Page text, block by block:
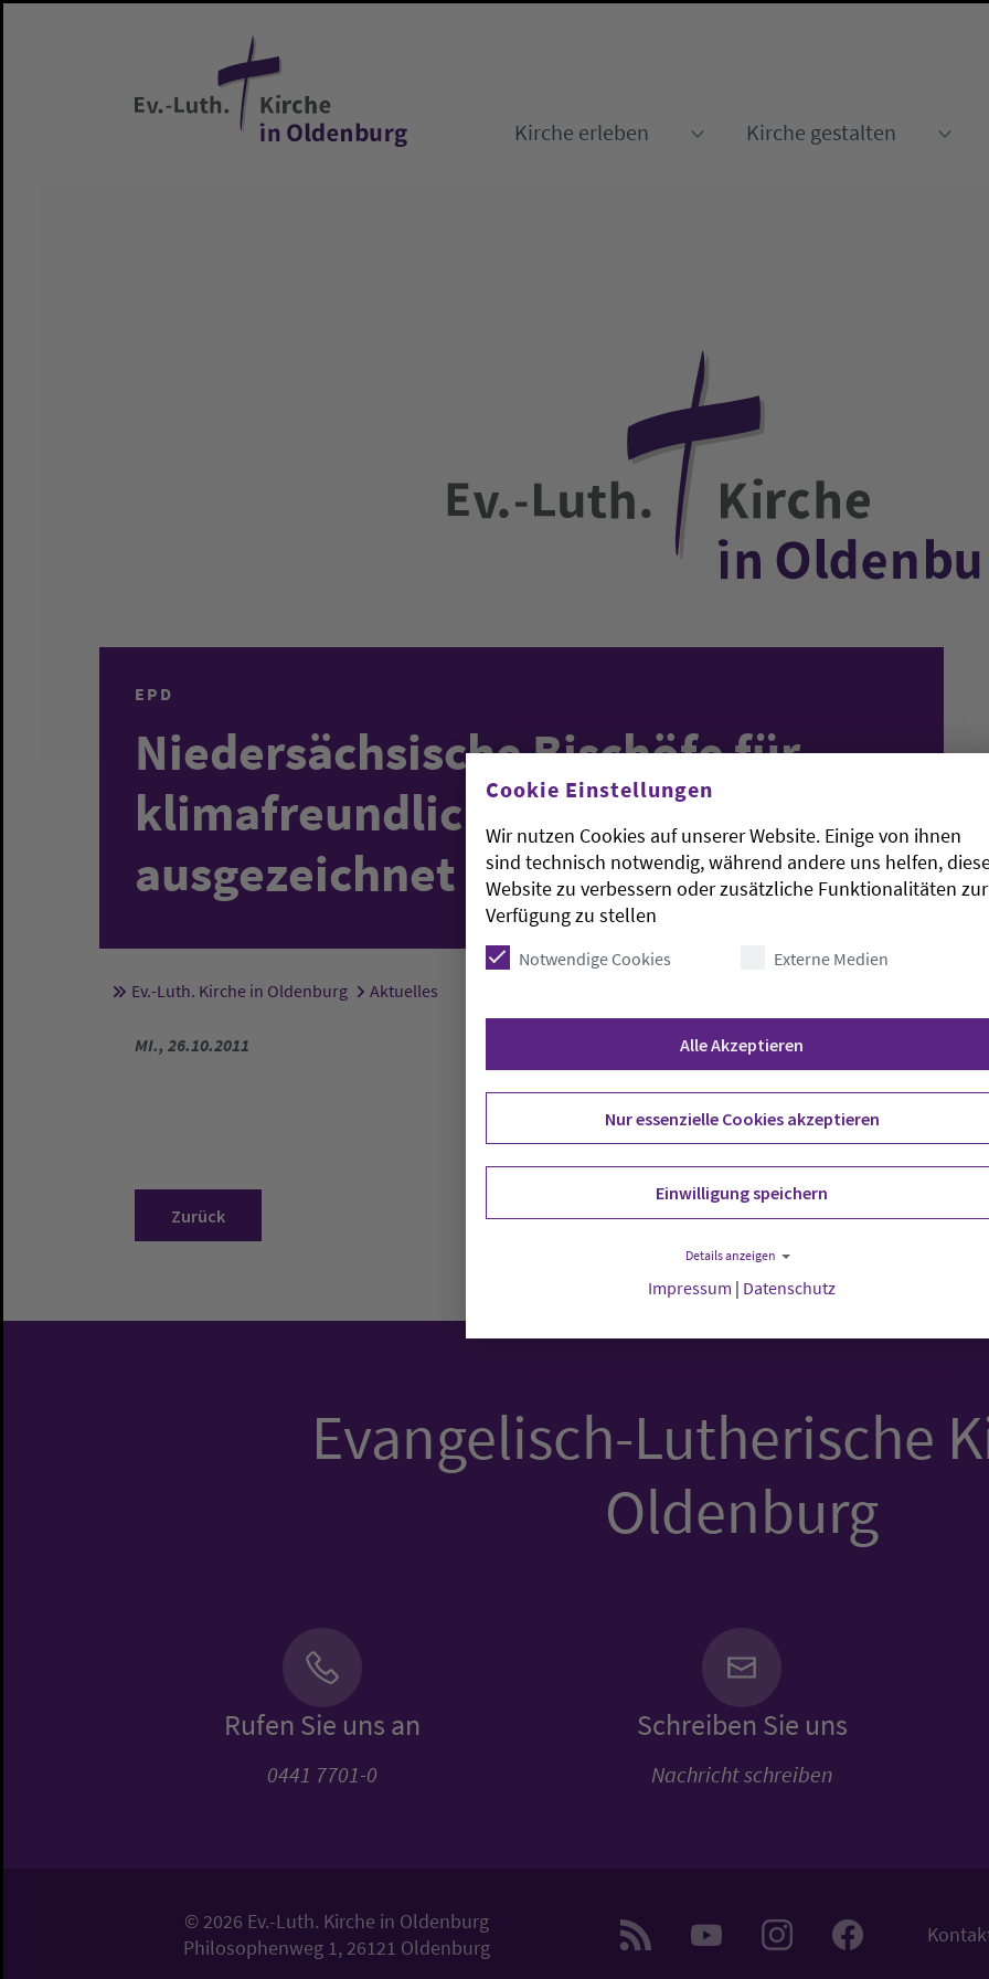
Kirche erleben
Kirche gestalten
EPD
Niedersächsische Bischöfe für
klimafreundliche Dienstwagen
ausgezeichnet
Sie sind hier:
Ev.-Luth. Kirche in Oldenburg Aktuelles
MI., 26.10.2011
Zurück
Evangelisch-Lutherische
Oldenburg
Rufen Sie uns an
0441 7701-0
Schreiben Sie uns
Nachricht schreiben
© 2026 Ev.-Luth. Kirche in Oldenburg
Philosophenweg 1, 26121 Oldenburg
Cookie Einstellungen
Wir nutzen Cookies auf unserer Website. Einige von ihnen
sind technisch notwendig, während andere uns helfen,
Website zu verbessern oder zusätzliche Funktionalitäten zur
Verfügung zu stellen
Notwendige Cookies Externe Medien
Alle Akzeptieren
Nur essenzielle Cookies akzeptieren
Einwilligung speichern
Details anzeigen
Impressum | Datenschutz